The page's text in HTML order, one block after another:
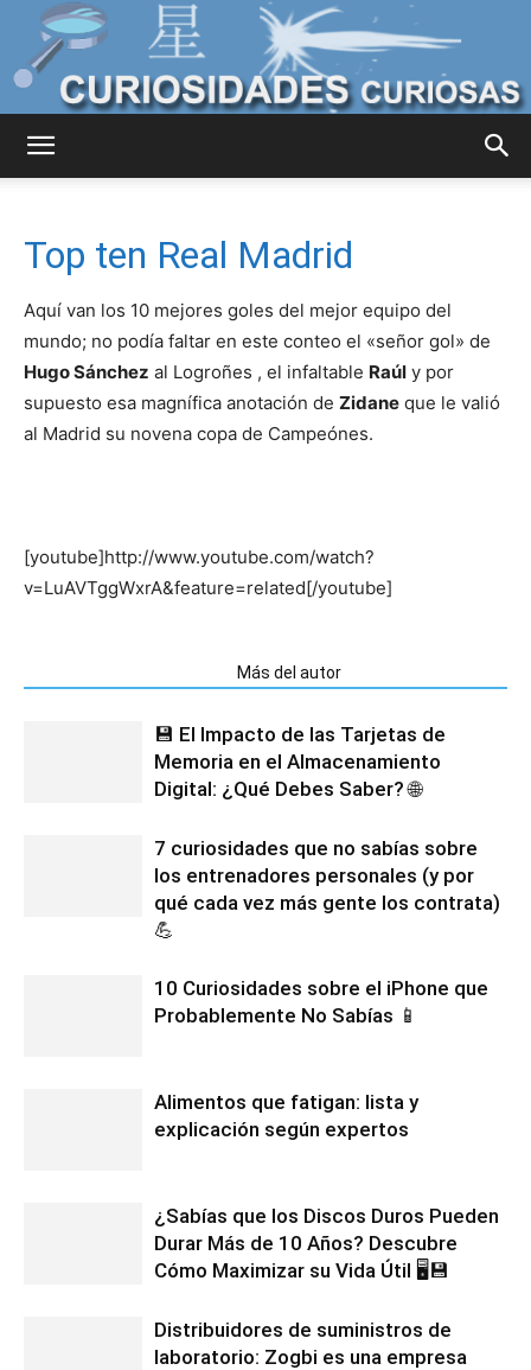
Curiosas
del
Top ten Real Madrid
Aquí van los 10 mejores goles del mejor equipo del
mundo; no podía faltar en este conteo el «señor gol» de
Hugo Sánchez al Logroñes , el infaltable Raúl y por
supuesto esa magnífica anotación de Zidane que le valió
al Madrid su novena copa de Campeónes.
[youtube]http://www.youtube.com/watch?
v=LuAVTggWxrA&feature=related[/youtube]
Más del autor
💾 El Impacto de las Tarjetas de
Memoria en el Almacenamiento
Digital: ¿Qué Debes Saber? 🌐
7 curiosidades que no sabías sobre
los entrenadores personales (y por
qué cada vez más gente los contrata)
💪
10 Curiosidades sobre el iPhone que
Probablemente No Sabías 📱
Alimentos que fatigan: lista y
explicación según expertos
¿Sabías que los Discos Duros Pueden
Durar Más de 10 Años? Descubre
Cómo Maximizar su Vida Útil 🖥️💾
Distribuidores de suministros de
laboratorio: Zogbi es una empresa